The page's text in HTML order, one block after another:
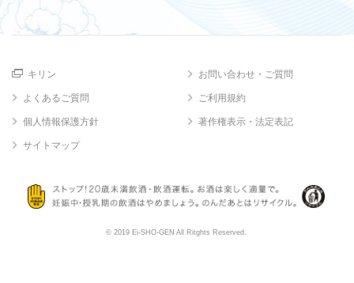
キリン お問い合わせ・ご質問
よくあるご質問 ご利用規約
個人情報保護方針 著作権表示・法定表記
サイトマップ
© 2019 Ei-SHO-GEN All Ritghts Reserved.